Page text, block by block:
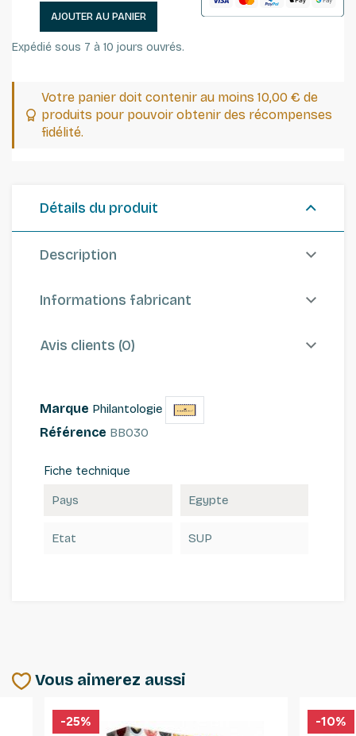
AJOUTER AU PANIER
Expédié sous 7 à 10 jours ouvrés.
Votre panier doit contenir au moins 10,00 € de
produits pour pouvoir obtenir des récompenses
fidélité.
Détails du produit
Description
Informations fabricant
Avis clients (0)
Marque Philantologie
Référence BB030
Fiche technique
Pays Egypte
Etat SUP
Vous aimerez aussi
-25% -10%